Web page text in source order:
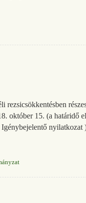
október 15. (a határidő